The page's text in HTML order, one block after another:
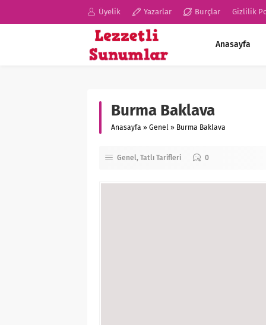
Üyelik Yazarlar Burçlar Gizlilik
Anasayfa
Burma Baklava
Anasayfa » Genel » Burma Baklava
Genel Tatlı Tarifleri 0